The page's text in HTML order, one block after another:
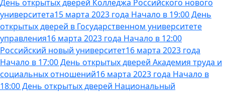
День открытых дверей Колледжа Российского нового
университета15 марта 2023 года Начало в 19:00 День
открытых дверей в Государственном университете
управления16 марта 2023 года Начало в 12:00
Российский новый университет16 марта 2023 года
Начало в 17:00 День открытых дверей Академия труда и
социальных отношений16 марта 2023 года Начало в
18:00 День открытых дверей Национальный